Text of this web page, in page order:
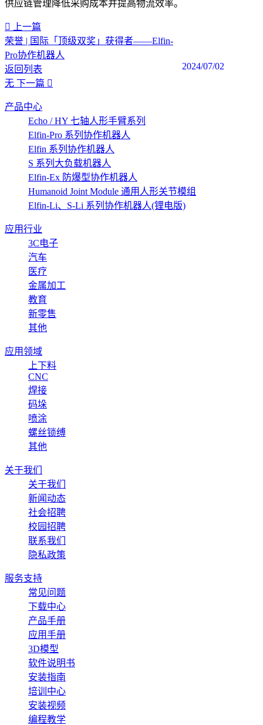
供应链管理降低采购成本并提高物流效率。
上一篇
荣誉 | 国际「顶级双奖」获得者——Elfin-
Pro协作机器人
2024/07/02
返回列表
无 下一篇
产品中心
Echo / HY 七轴人形手臂系列
Elfin-Pro 系列协作机器人
Elfin 系列协作机器人
S 系列大负载机器人
Elfin-Ex 防爆型协作机器人
Humanoid Joint Module 通用人形关节模组
Elfin-Li、S-Li 系列协作机器人(锂电版)
应用行业
3C电子
汽车
医疗
金属加工
教育
新零售
其他
应用领域
上下料
CNC
焊接
码垛
喷涂
螺丝锁缚
其他
关于我们
关于我们
新闻动态
社会招聘
校园招聘
联系我们
隐私政策
服务支持
常见问题
下载中心
产品手册
应用手册
3D模型
软件说明书
安装指南
培训中心
安装视频
编程教学